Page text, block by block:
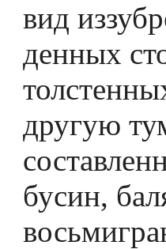
вид
денных
другую
бусин,